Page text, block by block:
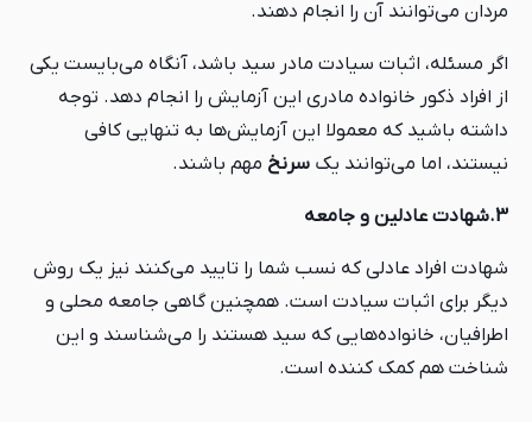
مردان می‌توانند آن را انجام دهند.
اگر مسئله، اثبات سیادت مادر سید باشد، آنگاه می‌بایست یکی
از افراد ذکور خانواده مادری این آزمایش را انجام دهد. توجه
داشته باشید که معمولا این آزمایش‌ها به تنهایی کافی
نیستند، اما می‌توانند یک سرنخ مهم باشند.
3.شهادت عادلین و جامعه
شهادت افراد عادلی که نسب شما را تایید می‌کنند نیز یک روش
دیگر برای اثبات سیادت است. همچنین گاهی جامعه محلی و
اطرافیان، خانواده‌هایی که سید هستند را می‌شناسند و این
شناخت هم کمک کننده است.